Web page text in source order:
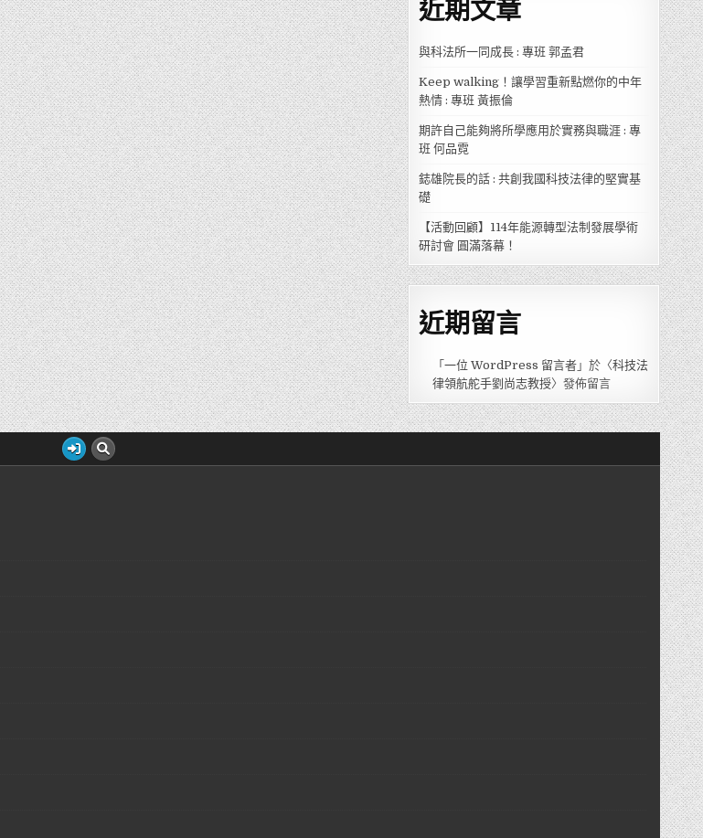
近期文章
與科法所一同成長 : 專班 郭孟君
Keep walking！讓學習重新點燃你的中年
熱情 : 專班 黃振倫
期許自己能夠將所學應用於實務與職涯 : 專
班 何品霓
鋕雄院長的話 : 共創我國科技法律的堅實基
礎
【活動回顧】114年能源轉型法制發展學術
研討會 圓滿落幕！
近期留言
「一位 WordPress 留言者 」於〈科技法
律領航舵手劉尚志教授〉發佈留言